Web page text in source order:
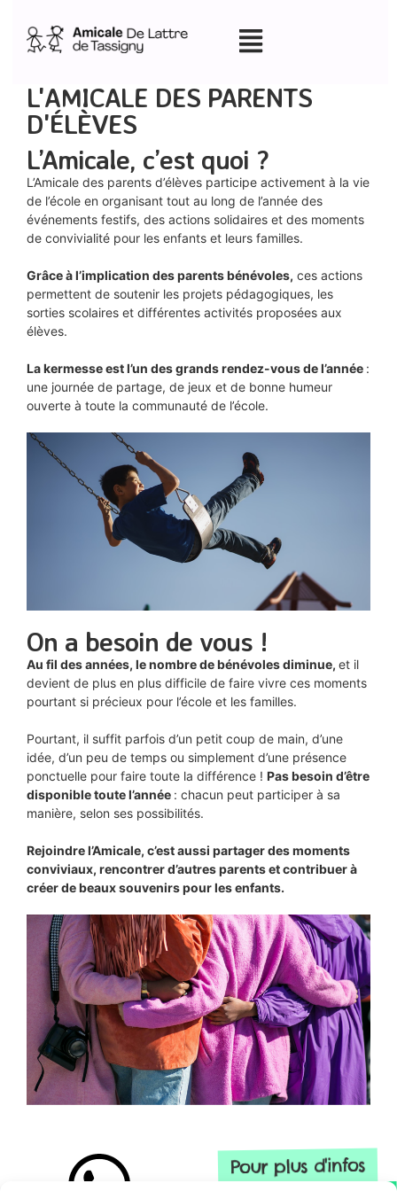
L'AMICALE DES PARENTS
D'ÉLÈVES
L’Amicale, c’est quoi ?
L’Amicale des parents d’élèves participe activement à la vie
de l’école en organisant tout au long de l’année des
événements festifs, des actions solidaires et des moments
de convivialité pour les enfants et leurs familles.
Grâce à l’implication des parents bénévoles, ces actions
permettent de soutenir les projets pédagogiques, les
sorties scolaires et différentes activités proposées aux
élèves.
La kermesse est l’un des grands rendez-vous de l’année :
une journée de partage, de jeux et de bonne humeur
ouverte à toute la communauté de l’école.
On a besoin de vous !
Au fil des années, le nombre de bénévoles diminue, et il
devient de plus en plus difficile de faire vivre ces moments
pourtant si précieux pour l’école et les familles.
Pourtant, il suffit parfois d’un petit coup de main, d’une
idée, d’un peu de temps ou simplement d’une présence
ponctuelle pour faire toute la différence ! Pas besoin d’être
disponible toute l’année : chacun peut participer à sa
manière, selon ses possibilités.
Rejoindre l’Amicale, c’est aussi partager des moments
conviviaux, rencontrer d’autres parents et contribuer à
créer de beaux souvenirs pour les enfants.
Pour plus d'infos